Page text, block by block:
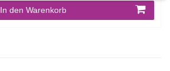
In den Warenkorb